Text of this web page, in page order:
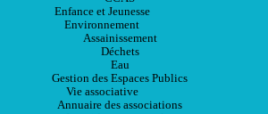
Enfance et Jeunesse
Environnement
Assainissement
Déchets
Eau
Gestion des Espaces Publics
Vie associative
Annuaire des associations